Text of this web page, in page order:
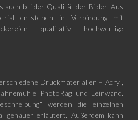
auch bei der Qualität der Bilder. Aus
entstehen in Verbindung mit
qualitativ hochwertige
Druckmaterialien – Acryl,
PhotoRag und Leinwand.
werden die einzelnen
genauer erläutert. Außerdem kann